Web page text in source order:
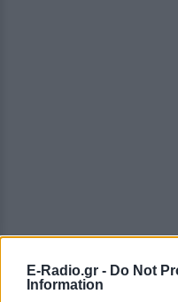
E-Radio.gr - Do Not
Information
Ο ίδιος έδωσε